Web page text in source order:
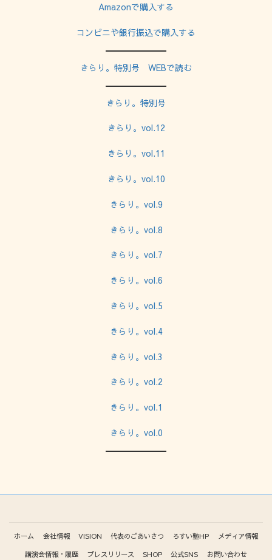
Amazonで購入する
コンビニや銀行振込で購入する
きらり。特別号 WEBで読む
きらり。特別号
きらり。vol.12
きらり。vol.11
きらり。vol.10
きらり。vol.9
きらり。vol.8
きらり。vol.7
きらり。vol.6
きらり。vol.5
きらり。vol.4
きらり。vol.3
きらり。vol.2
きらり。vol.1
きらり。vol.0
ホーム 会社情報 VISION 代表のごあいさつ ろすい塾HP
メディア情報
講演会情報・履歴
プレスリリース SHOP 公式SNS お問い合わせ